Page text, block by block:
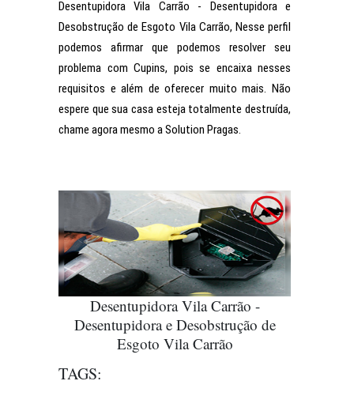
Desentupidora Vila Carrão - Desentupidora e
Desobstrução de Esgoto Vila Carrão, Nesse perfil
podemos afirmar que podemos resolver seu
problema com Cupins, pois se encaixa nesses
requisitos e além de oferecer muito mais. Não
espere que sua casa esteja totalmente destruída,
chame agora mesmo a Solution Pragas.
Desentupidora Vila Carrão -
Desentupidora e Desobstrução de
Esgoto Vila Carrão
TAGS: